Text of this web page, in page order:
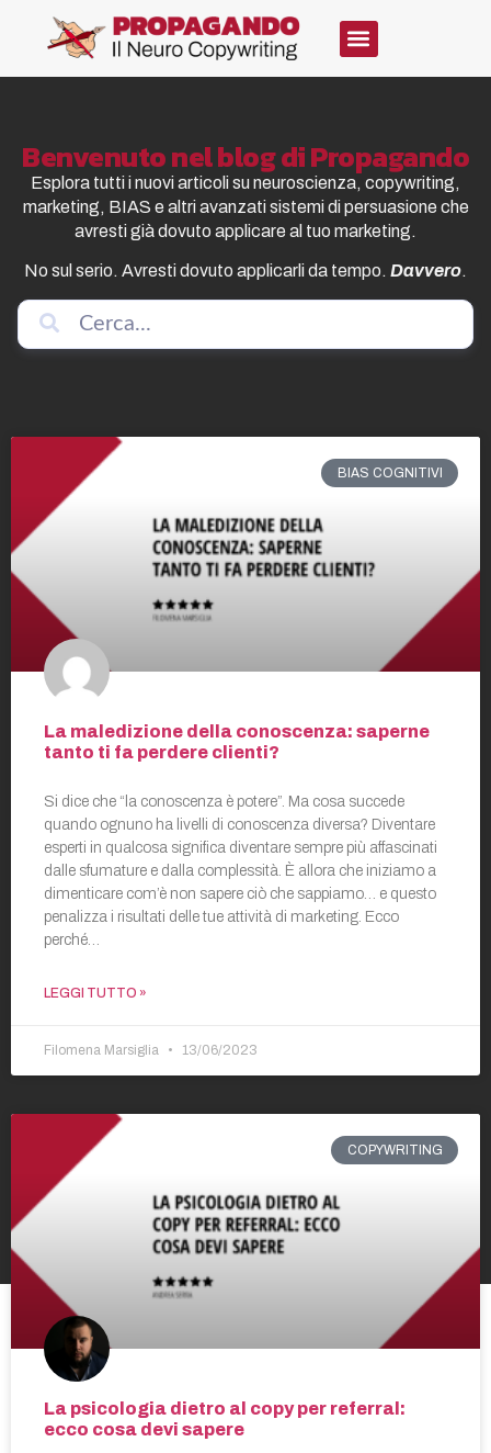
Benvenuto nel blog di Propagando
Esplora tutti i nuovi articoli su neuroscienza, copywriting,
marketing, BIAS e altri avanzati sistemi di persuasione che
avresti già dovuto applicare al tuo marketing.
No sul serio. Avresti dovuto applicarli da tempo. Davvero.
BIAS COGNITIVI
La maledizione della conoscenza: saperne
tanto ti fa perdere clienti?
Si dice che “la conoscenza è potere”. Ma cosa succede
quando ognuno ha livelli di conoscenza diversa? Diventare
esperti in qualcosa significa diventare sempre più affascinati
dalle sfumature e dalla complessità. È allora che iniziamo a
dimenticare com’è non sapere ciò che sappiamo… e questo
penalizza i risultati delle tue attività di marketing. Ecco
perché…
LEGGI TUTTO »
Filomena Marsiglia 13/06/2023
COPYWRITING
La psicologia dietro al copy per referral:
ecco cosa devi sapere